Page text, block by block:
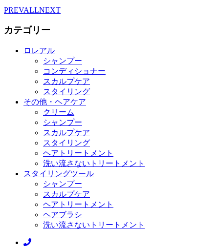
PREVALLNEXT
カテゴリー
ロレアル
シャンプー
コンディショナー
スカルプケア
スタイリング
その他・ヘアケア
クリーム
シャンプー
スカルプケア
スタイリング
ヘアトリートメント
洗い流さないトリートメント
スタイリングツール
シャンプー
スカルプケア
ヘアトリートメント
ヘアブラシ
洗い流さないトリートメント